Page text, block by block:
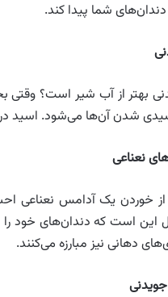
شما پیدا کند.
بهتر از آب شیر است؟
شدن آن‌ها می‌شود. اسید
نعناعی
خوردن یک آدامس نعناعی
این است که دندان‌های خود
دهانی نیز مبارزه می‌کنند.